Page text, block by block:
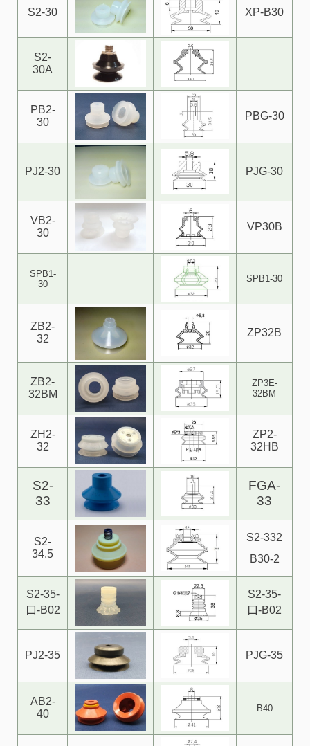
S2-30 XP-B30
S2-
30A
PB2-
30
PBG-30
PJ2-30 PJG-30
VB2-
30
VP30B
SPB1-
30
SPB1-30
ZB2-
32
ZP32B
ZB2-
32BM
ZP3E-
32BM
ZH2-
32
ZP2-
32HB
S2-
33
FGA-
33
S2-
34.5
S2-332
B30-2
S2-35-
口-B02
S2-35-
口-B02
PJ2-35 PJG-35
AB2-
40
B40